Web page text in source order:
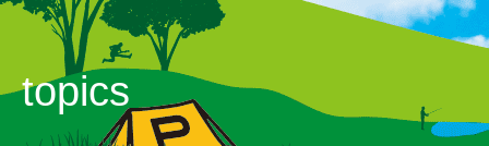
topics
表示：index.php